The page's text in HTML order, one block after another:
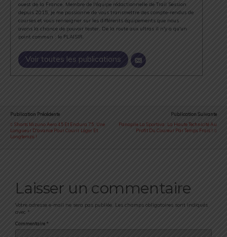
ouest de la France. Membre de l'équipe rédactionnelle de Trail Session
depuis 2015, je me passionne de vous transmettre des compte-rendus de
courses et vous renseigner sur les différents équipements que nous
avons la chance de pouvoir tester. De la route aux ultras il n'y a qu'un
point commun : le PLAISIR.
Voir toutes les publications
Publication Précédente
Shorts Mizuno Aero 4.5 Et Endura 7.5 : Une
Longueur D'avance Pour Courir Léger Et
Longtemps !
Publication Suivante
Panoplie La Sportiva : La Haute Technicité Au
Profit Du Coureur Par Temps Frais !
Laisser un commentaire
Votre adresse e-mail ne sera pas publiée. Les champs obligatoires sont indiqués
avec *
Commentaire *